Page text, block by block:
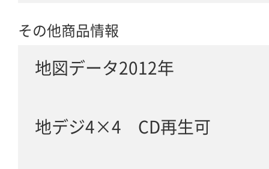
その他商品情報
地図データ2012年
地デジ4×4 CD再生可